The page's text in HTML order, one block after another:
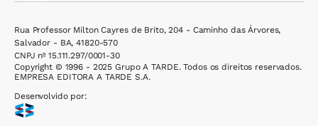
Rua Professor Milton Cayres de Brito, 204 - Caminho das Árvores,
Salvador - BA, 41820-570
CNPJ nº 15.111.297/0001-30
Copyright © 1996 - 2025 Grupo A TARDE. Todos os direitos reservados.
EMPRESA EDITORA A TARDE S.A.
Desenvolvido por: